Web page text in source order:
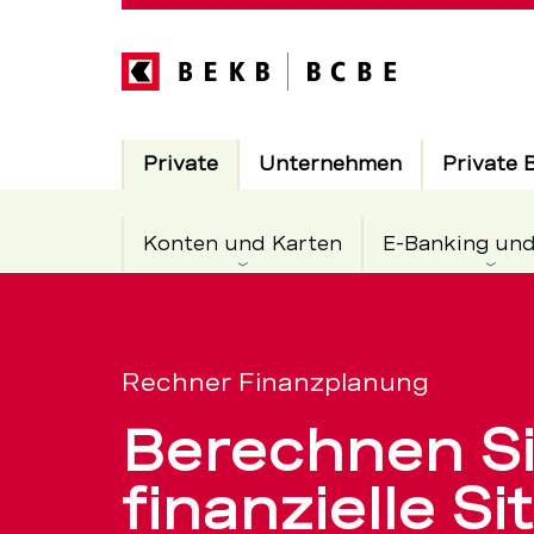
für
die
Hauptnavigation
PrivateAktiv
Konten und Karten E-Banking
Unternehmen Private
Rechner Finanzplanung
Berechnen
finanzielle